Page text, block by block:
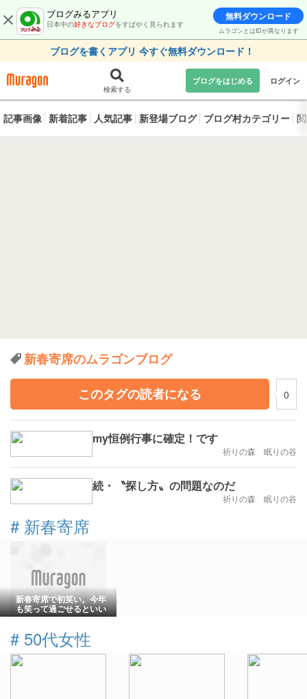
ブログみるアプリ
日本中の好きなブログをすばやく見られます
無料ダウンロード
ムラゴンとはIDが異なります
ブログを書くアプリ 今すぐ無料ダウンロード！
検索する
ブログをはじめる ログイン
記事画像 新着記事 人気記事 新登場ブログ ブログ村カテゴリー
新春寄席のムラゴンブログ
このタグの読者になる
0
my恒例行事に確定！です
祈りの森 眠りの谷
続・〝探し方〟の問題なのだ
祈りの森 眠りの谷
# 新春寄席
新春寄席で初笑い。今年
も笑って過ごせるといい
ですね。
# 50代女性